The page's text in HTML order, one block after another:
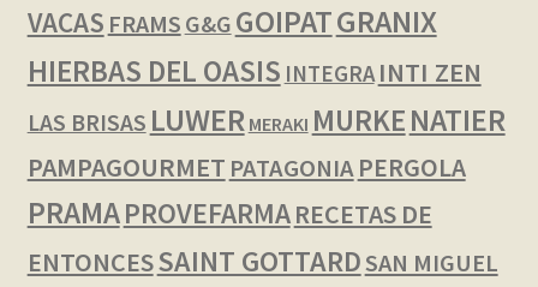
VACAS FRAMS G&G GOIPATGRANIX
HIERBAS DEL OASIS INTEGRA INTI ZEN
LAS BRISAS LUWER MERAKI MURKENATIER
PAMPAGOURMET PATAGONIA PERGOLA
PRAMAPROVEFARMARECETAS DE
ENTONCESSAINT GOTTARDSAN MIGUEL